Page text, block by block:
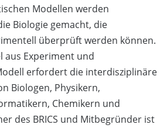
Modellen werden
Biologie gemacht, die
überprüft werden können.
aus Experiment und
erfordert die interdisziplinäre
Biologen, Physikern,
Chemikern und
des BRICS und Mitbegründer ist